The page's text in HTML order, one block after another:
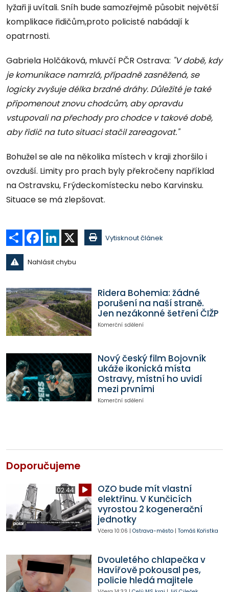
lyžaři ji uvítali. Sníh bude samozřejmě působit největší
komplikace řidičům,proto policisté nabádají k
opatrnosti.
Gabriela Holčáková, mluvčí PČR Ostrava: "V době, kdy
je komunikace namrzlá, případně zasněžená, se
logicky zvyšuje délka brzdné dráhy. Důležité je také
připomenout znovu chodcům, aby opravdu
vstupovali na přechody pro chodce v takové době,
aby řidič na tuto situaci stačil zareagovat."
Bohužel se ale na několika místech v kraji zhoršilo i
ovzduší. Limity pro prach byly překročeny například
na Ostravsku, Frýdeckomístecku nebo Karvinsku.
Situace se má zlepšovat.
Sdílet Facebook
LinkedIn Vytisknout článek
Nahlásit chybu
Ridera Bohemia: žádné
porušení na naší straně.
Jen nezákonné šetření ČIŽP
Komerční sdělení
Nový český film Bojovník
ukáže ikonická místa
Ostravy, místní ho uvidí
mezi prvními
Komerční sdělení
Doporučujeme
02:44
OZO bude mít vlastní
elektřinu. V Kunčicích
vyrostou 2 kogenerační
jednotky
Včera 10:06 | Ostrava-město| Tomáš Kořistka
Dvouletého chlapečka v
Havířově pokousal pes,
policie hledá majitele